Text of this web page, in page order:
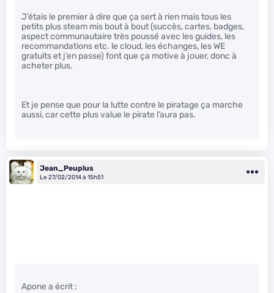
J’étais le premier à dire que ça sert à rien mais tous les
petits plus steam mis bout à bout (succès, cartes, badges,
aspect communautaire très poussé avec les guides, les
recommandations etc. le cloud, les échanges, les WE
gratuits et j’en passe) font que ça motive à jouer, donc à
acheter plus.
Et je pense que pour la lutte contre le piratage ça marche
aussi, car cette plus value le pirate l’aura pas.
Jean_Peuplus
Le 27/02/2014 à 15h51
Apone a écrit :